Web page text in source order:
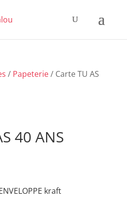
/ Papeterie/ Carte TU AS
40 ANS
kraft